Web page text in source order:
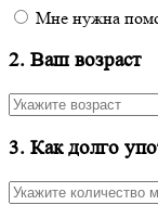
Мне нужна
2. Ваш возраст
3. Как долго